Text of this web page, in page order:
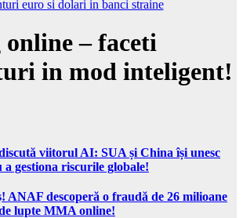
online – faceti
in mod inteligent!
viitorul AI: SUA și China își unesc
gestiona riscurile globale!
ANAF descoperă o fraudă de 26 milioane
lupte MMA online!